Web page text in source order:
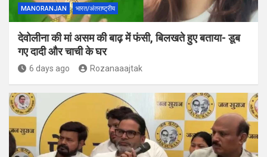
MANORANJAN भारत/अंतराष्ट्रीय
देवोलीना की मां असम की बाढ़ में फंसी, बिलखते हुए बताया- डूब
गए दादी और चाची के घर
6 days ago Rozanaaajtak